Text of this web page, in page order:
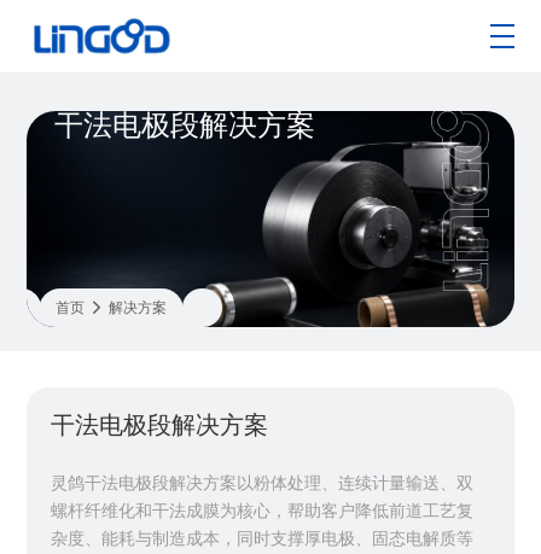
干法电极段解决方案
首页  解决方案
干法电极段解决方案
灵鸽干法电极段解决方案以粉体处理、连续计量输送、双
螺杆纤维化和干法成膜为核心，帮助客户降低前道工艺复
杂度、能耗与制造成本，同时支撑厚电极、固态电解质等